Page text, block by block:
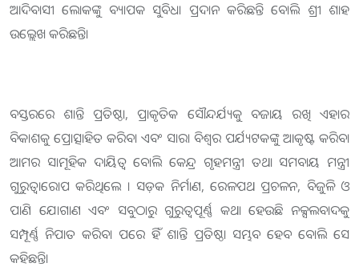
ଆଦିବାସୀ ଲୋକଙ୍କୁ ବ୍ୟାପକ ସୁବିଧା ପ୍ରଦାନ କରିଛନ୍ତି ବୋଲି ଶ୍ରୀ ଶାହ
ଉଲ୍ଲେଖ କରିଛନ୍ତି।
ବସ୍ତରରେ ଶାନ୍ତି ପ୍ରତିଷ୍ଠା, ପ୍ରାକୃତିକ ସୌନ୍ଦର୍ଯ୍ୟକୁ ବଜାୟ ରଖି ଏହାର
ବିକାଶକୁ ପ୍ରୋତ୍ସାହିତ କରିବା ଏବଂ ସାରା ବିଶ୍ୱର ପର୍ଯ୍ୟଟକଙ୍କୁ ଆକୃଷ୍ଟ କରିବା
ଆମର ସାମୂହିକ ଦାୟିତ୍ୱ ବୋଲି କେନ୍ଦ୍ର ଗୃହମନ୍ତ୍ରୀ ତଥା ସମବାୟ ମନ୍ତ୍ରୀ
ଗୁରୁତ୍ୱାରୋପ କରିଥିଲେ । ସଡ଼କ ନିର୍ମାଣ, ରେଳପଥ ପ୍ରଚଳନ, ବିଜୁଳି ଓ
ପାଣି ଯୋଗାଣ ଏବଂ ସବୁଠାରୁ ଗୁରୁତ୍ୱପୂର୍ଣ୍ଣ କଥା ହେଉଛି ନକ୍ସଲବାଦକୁ
ସମ୍ପୂର୍ଣ୍ଣ ନିପାତ କରିବା ପରେ ହିଁ ଶାନ୍ତି ପ୍ରତିଷ୍ଠା ସମ୍ଭବ ହେବ ବୋଲି ସେ
କହିଛନ୍ତି।